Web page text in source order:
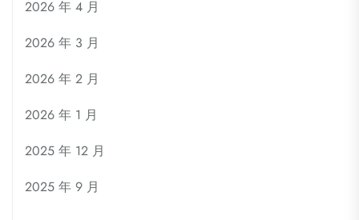
2026 年 4 月
2026 年 3 月
2026 年 2 月
2026 年 1 月
2025 年 12 月
2025 年 9 月